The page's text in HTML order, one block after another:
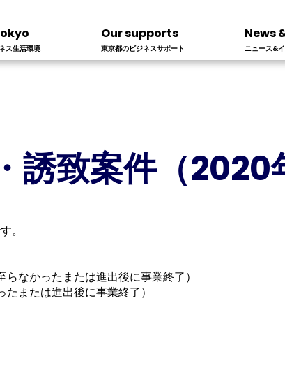
ス生活環境
Our supports
東京都のビジネスサポート
News
ニュース&
誘致案件（2020
。
なかったまたは進出後に事業終了）
または進出後に事業終了）